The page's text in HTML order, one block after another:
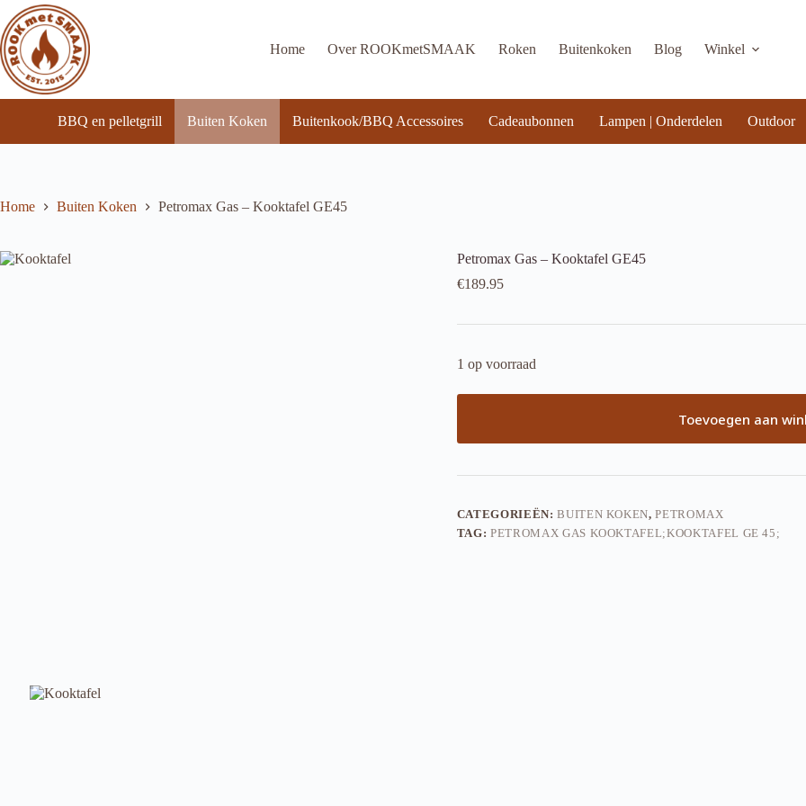
naar
de
inhoud
Home Over ROOKmetSMAAK Roken Buitenkoken Blog Winkel
BBQ en pelletgrill Buiten Koken Buitenkook/BBQ Accessoires Cadeaubonnen Lampen | Onderdelen Outdoor
Home Buiten Koken Petromax Gas – Kooktafel GE45
Petromax Gas – Kooktafel GE45
€189.95
1 op voorraad
Toevoegen aan
CATEGORIEËN:BUITEN KOKEN,PETROMAX
TAG:PETROMAX GAS KOOKTAFEL;KOOKTAFEL GE 45;